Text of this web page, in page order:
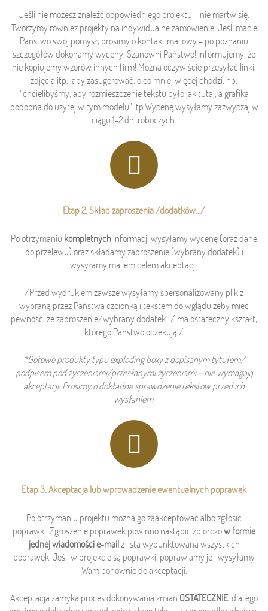
Jeśli nie możesz znaleźć odpowiedniego projektu – nie martw się.
Tworzymy również projekty na indywidualne zamówienie. Jeśli macie
Państwo swój pomysł, prosimy o kontakt mailowy – po poznaniu
szczegółów dokonamy wyceny. Szanowni Państwo! Informujemy, że
nie kopiujemy wzorów innych firm! Można oczywiście przesyłać linki,
zdjęcia itp., aby zasugerować, o co mniej więcej chodzi, np.
“chcielibyśmy, aby rozmieszczenie tekstu było jak tutaj, a grafika
podobna do użytej w tym modelu” itp.Wycenę wysyłamy zazwyczaj w
ciągu 1-2 dni roboczych.
Etap 2. Skład zaproszenia /dodatków…/
Po otrzymaniu kompletnych informacji wysyłamy wycenę (oraz dane
do przelewu) oraz składamy zaproszenie (wybrany dodatek) i
wysyłamy mailem celem akceptacji.
/Przed wydrukiem zawsze wysyłamy spersonalizowany plik z
wybraną przez Państwa czcionką i tekstem do wglądu żeby mieć
pewność, że zaproszenie/wybrany dodatek…/ ma ostateczny kształt,
którego Państwo oczekują./
*Gotowe produkty typu exploding boxy z dopisanym tytułem/
podpisem pod życzeniami/przesłanymi życzeniami – nie wymagają
akceptacji. Prosimy o dokładne sprawdzenie tekstów przed ich
wysłaniem.
Etap 3. Akceptacja lub wprowadzenie ewentualnych poprawek
Po otrzymaniu projektu można go zaakceptować albo zgłosić
poprawki. Zgłoszenie poprawek powinno nastąpić zbiorczow formie
jednej wiadomości e-mailz listą wypunktowaną wszystkich
poprawek. Jeśli w projekcie są poprawki, poprawiamy je i wysyłamy
Wam ponownie do akceptacji.
Akceptacja zamyka proces dokonywania zmian OSTATECZNIE, dlatego